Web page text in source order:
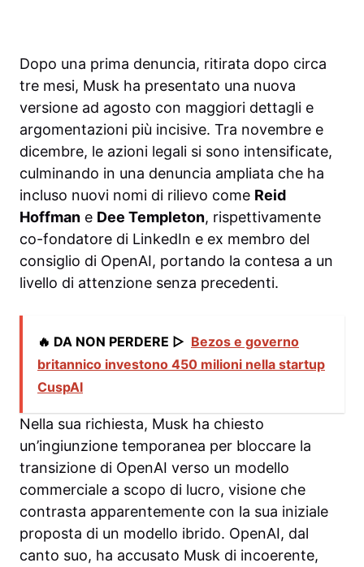
Dopo una prima denuncia, ritirata dopo circa
tre mesi, Musk ha presentato una nuova
versione ad agosto con maggiori dettagli e
argomentazioni più incisive. Tra novembre e
dicembre, le azioni legali si sono intensificate,
culminando in una denuncia ampliata che ha
incluso nuovi nomi di rilievo come Reid
Hoffman e Dee Templeton, rispettivamente
co-fondatore di LinkedIn e ex membro del
consiglio di OpenAI, portando la contesa a un
livello di attenzione senza precedenti.
🔥 DA NON PERDERE ▷ Bezos e governo
britannico investono 450 milioni nella startup
CuspAI
Nella sua richiesta, Musk ha chiesto
un’ingiunzione temporanea per bloccare la
transizione di OpenAI verso un modello
commerciale a scopo di lucro, visione che
contrasta apparentemente con la sua iniziale
proposta di un modello ibrido. OpenAI, dal
canto suo, ha accusato Musk di incoerente,